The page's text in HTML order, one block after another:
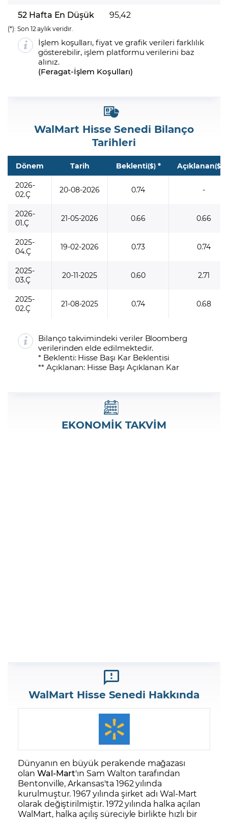
52 Hafta En Düşük
95,42
(*): Son 12 aylık veridir.
İşlem koşulları, fiyat ve grafik verileri farklılık
gösterebilir, işlem platformu verilerini baz
alınız.
(Feragat-İşlem Koşulları)
WalMart Hisse Senedi Bilanço
Tarihleri
Dönem Tarih Beklenti($)* Açıklanan($)
2026-
02.Ç
20-08-2026 0.74 -
2026-
01.Ç
21-05-2026 0.66 0.66
2025-
04.Ç
19-02-2026 0.73 0.74
2025-
03.Ç
20-11-2025 0.60 2.71
2025-
02.Ç
21-08-2025 0.74 0.68
Bilanço takvimindeki veriler Bloomberg
verilerinden elde edilmektedir.
* Beklenti: Hisse Başı Kar Beklentisi
** Açıklanan: Hisse Başı Açıklanan Kar
EKONOMİK TAKVİM
WalMart Hisse Senedi Hakkında
Dünyanın en büyük perakende mağazası
olan Wal-Mart'ın Sam Walton tarafından
Bentonville, Arkansas'ta 1962 yılında
kurulmuştur. 1967 yılında şirket adı Wal-Mart
olarak değiştirilmiştir. 1972 yılında halka açılan
WalMart, halka açılış süreciyle birlikte hızlı bir